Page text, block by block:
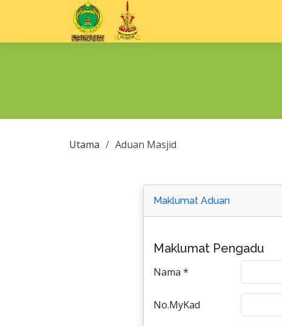
Utama Aduan Masjid
Maklumat Aduan
Maklumat Pengadu
Nama *
No.MyKad